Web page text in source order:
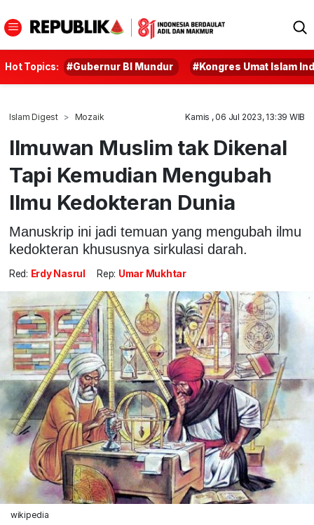
Hot Topics: #Gubernur BI Mundur #Kongres Umat Islam
Islam Digest Mozaik Kamis , 06 Jul 2023, 13:39 WIB
Ilmuwan Muslim tak Dikenal
Tapi Kemudian Mengubah
Ilmu Kedokteran Dunia
Manuskrip ini jadi temuan yang mengubah ilmu
kedokteran khususnya sirkulasi darah.
Red: Erdy Nasrul Rep: Umar Mukhtar
wikipedia